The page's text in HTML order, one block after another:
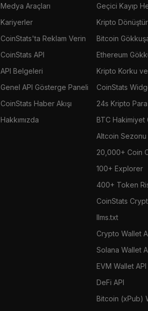
Medya Araçları
Kariyerler
CoinStats'ta Reklam Verin
CoinStats API
API Belgeleri
Genel API Gösterge Paneli
CoinStats Haber Akışı
Hakkımızda
Geçici Kayıp
Kripto
Bitcoin
Ethereum
Kripto Korku ve
CoinStats
24s Kripto
BTC Hakimiyet
Altcoin Sezonu
20,000+ Coin
100+ Explorer
400+ Token
CoinStats
llms.txt
Crypto Wallet
Solana Wallet
EVM Wallet API
DeFi API
Bitcoin (xPub)